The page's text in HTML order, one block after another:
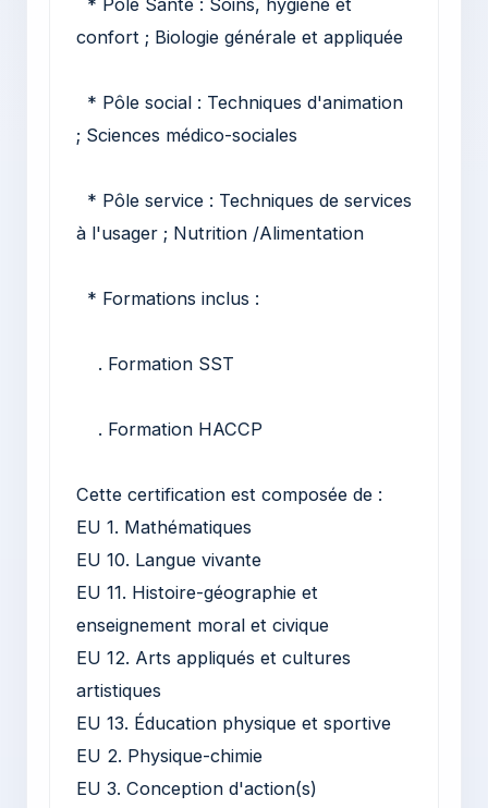
confort ; Biologie générale et appliquée
* Pôle social : Techniques d'animation
; Sciences médico-sociales
* Pôle service : Techniques de services
à l'usager ; Nutrition /Alimentation
* Formations inclus :
. Formation SST
. Formation HACCP
Cette certification est composée de :
EU 1. Mathématiques
EU 10. Langue vivante
EU 11. Histoire-géographie et
enseignement moral et civique
EU 12. Arts appliqués et cultures
artistiques
EU 13. Éducation physique et sportive
EU 2. Physique-chimie
EU 3. Conception d'action(s)